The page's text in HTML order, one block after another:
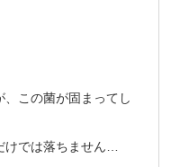
この菌が固まってし
では落ちません…